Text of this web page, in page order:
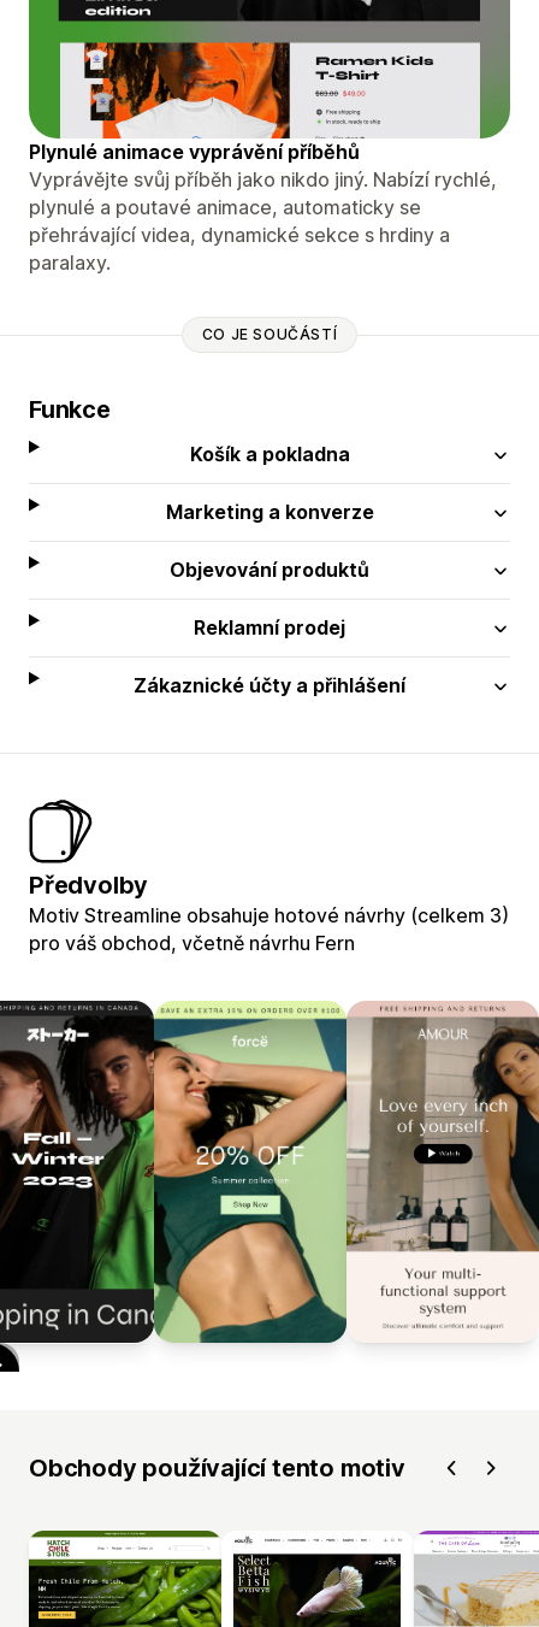
Plynulé animace vyprávění příběhů
Vyprávějte svůj příběh jako nikdo jiný. Nabízí rychlé,
plynulé a poutavé animace, automaticky se
přehrávající videa, dynamické sekce s hrdiny a
paralaxy.
CO JE SOUČÁSTÍ
Funkce
Košík a pokladna
Marketing a konverze
Objevování produktů
Reklamní prodej
Zákaznické účty a přihlášení
Předvolby
Motiv Streamline obsahuje hotové návrhy (celkem 3)
pro váš obchod, včetně návrhu Fern
Obchody používající tento motiv